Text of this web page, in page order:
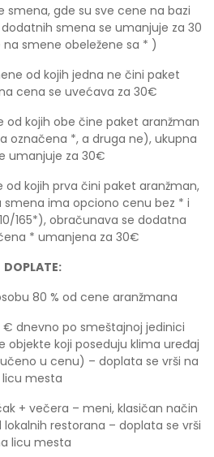
smena, gde su sve cene na bazi
smena se umanjuje za 30
smene obeležene sa * )
od kojih jedna ne čini paket
cena se uvećava za 30€
od kojih obe čine paket aranžman
označena *, a druga ne), ukupna
umanjuje za 30€
od kojih prva čini paket aranžman,
smena ima opciono cenu bez * i
165*), obračunava se dodatna
* umanjena za 30€
DOPLATE:
80 % od cene aranžmana
€ dnevno po smeštajnoj jedinici
objekte koji poseduju klima uređaj
u cenu) – doplata se vrši na
licu mesta
+ večera – meni, klasičan način
restorana – doplata se vrši
licu mesta